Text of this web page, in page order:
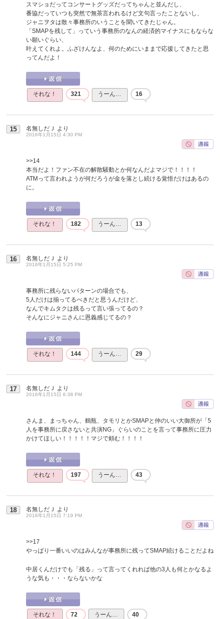
スマショだってコンサートグッズだってちゃんと並んだし、
番協だっていつも突然で無茶言われるけど文句言ったことないし、
ジャニヲタは散々事務所のいうことを聞いてきたじゃん。
「SMAPを残して」っていう事務所のなんの経済的マイナスにもならな
い願いぐらい、
叶えてくれよ。ふざけんなよ、何のためにいままで応援してきたと思
ってんだよ！
それな！ 321 うーん… 16
15 名無しだＪ より
2016年1月15日 4:30 PM
>>14
本当だよ！ファン不在の解散騒動とか何なんだよマジで！！！！
ATMって言われようが何だろうが金を落とし続ける覚悟だけはあるの
に。
それな！ 182 うーん… 13
16 名無しだＪ より
2016年1月15日 5:25 PM
事務所に残らないパターンの場合でも、
5人だけは揃ってるべきだと思うんだけど、
なんでキムタクは残るって言い張ってるの？
そんなにジャニさんに恩義感じてるの？
それな！ 144 うーん… 29
17 名無しだＪ より
2016年1月15日 6:38 PM
さんま、まっちゃん、鶴瓶、タモリとかSMAPと仲のいい大御所が「5
人を事務所に戻さないと共演NG」ぐらいのことを言って事務所に圧力
かけてほしい！！！！！マジで頼む！！！！
それな！ 197 うーん… 43
18 名無しだＪ より
2016年1月15日 7:19 PM
>>17
やっぱり一番いいのはみんなが事務所に残ってSMAP続けることだよね
中居くんだけでも「残る」って言ってくれれば他の3人も何とかなるよ
うな気も・・・ならないかな
それな！ 72 うーん… 40